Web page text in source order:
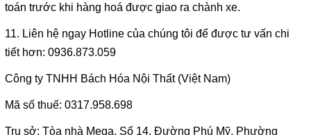
toán trước khi hàng hoá được giao ra chành xe.
11. Liên hệ ngay Hotline của chúng tôi để được tư vấn chi
tiết hơn: 0936.873.059
Công ty TNHH Bách Hóa Nội Thất (Việt Nam)
Mã số thuế: 0317.958.698
Trụ sở: Tòa nhà Mega, Số 14, Đường Phú Mỹ, Phường